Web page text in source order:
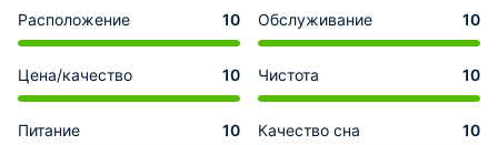
Расположение 10 Обслуживание 10
Цена/качество 10 Чистота 10
Питание 10 Качество сна 10